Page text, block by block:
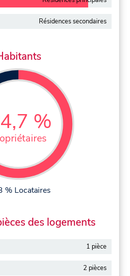
Résidences secondaires
%
% Locataires
des logements
1 pièce
2 pièces